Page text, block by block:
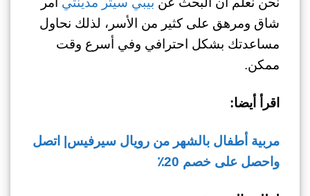
شاق ومرهق على كثير من الأسر، لذلك نحاول
مساعدتك بشكل احترافي وفي أسرع وقت
ممكن.
اقرأ أيضا:
مربية أطفال بالشهر من رويال سيرفيس| اتصل
واحصل على خصم 20٪